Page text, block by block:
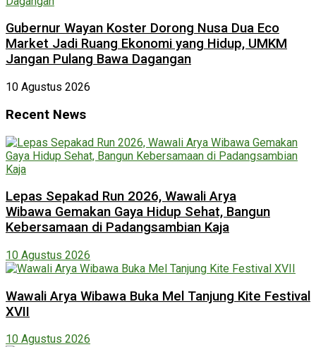
Gubernur Wayan Koster Dorong Nusa Dua Eco
Market Jadi Ruang Ekonomi yang Hidup, UMKM
Jangan Pulang Bawa Dagangan
10 Agustus 2026
Recent News
Lepas Sepakad Run 2026, Wawali Arya
Wibawa Gemakan Gaya Hidup Sehat, Bangun
Kebersamaan di Padangsambian Kaja
10 Agustus 2026
Wawali Arya Wibawa Buka Mel Tanjung Kite Festival
XVII
10 Agustus 2026